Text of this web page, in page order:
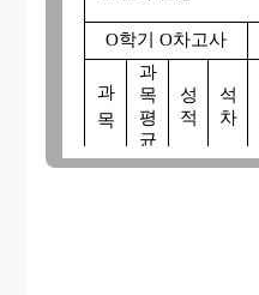
O학기 O차고사
과
목
과
목
평
균
성
적
석
차
도